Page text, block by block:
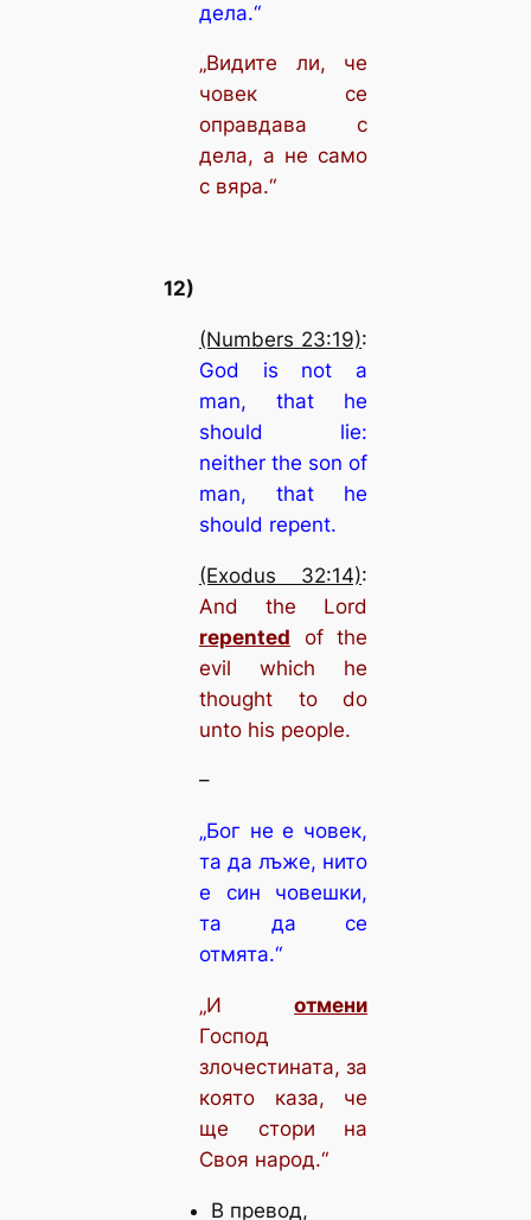
дела.“
„Видите ли, че
човек се
оправдава с
дела, а не само
с вяра.“
12)
(Numbers 23:19):
God is not a
man, that he
should lie:
neither the son of
man, that he
should repent.
(Exodus 32:14):
And the Lord
repented of the
evil which he
thought to do
unto his people.
–
„Бог не е човек,
та да лъже, нито
е син човешки,
та да се
отмята.“
„Иотмени
Господ
злочестината, за
която каза, че
ще стори на
Своя народ.“
В превод,